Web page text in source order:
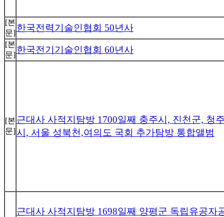
[본
문]한국전력기술인협회 50년사
[본
문]한국전기기술인협회 60년사
[본
문]
근대사 사적지탐방 1700일째 충주시, 진천군, 청
시, 서울 성북천,여의도 국회 추가탐방 통합앨범
근대사 사적지탐방 1698일째 양평군 독립유공자